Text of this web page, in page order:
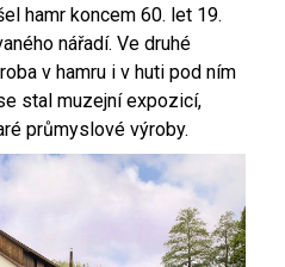
hamr koncem 60. let 19.
nářadí. Ve druhé
v hamru i v huti pod ním
stal muzejní expozicí,
průmyslové výroby.